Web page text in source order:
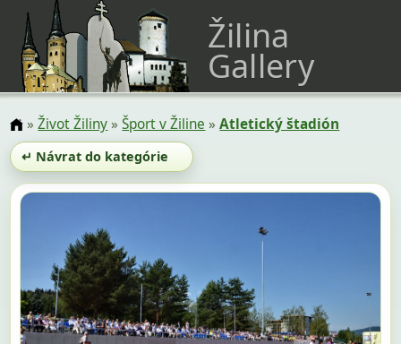
Žilina
Gallery
»Život Žiliny»Šport v Žiline »Atletický štadión
↵ Návrat do kategórie